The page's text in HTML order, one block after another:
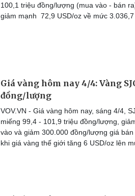
100,1 triệu đồng/lượng (mua vào - bán
giảm mạnh 72,9 USD/oz về mức 3.036,7
Giá vàng hôm nay 4/4: Vàng
đồng/lượng
VOV.VN - Giá vàng hôm nay, sáng 4/4,
miếng 99,4 - 101,9 triệu đồng/lượng,
vào và giảm 300.000 đồng/lượng giá
khi giá vàng thế giới tăng 6 USD/oz lên